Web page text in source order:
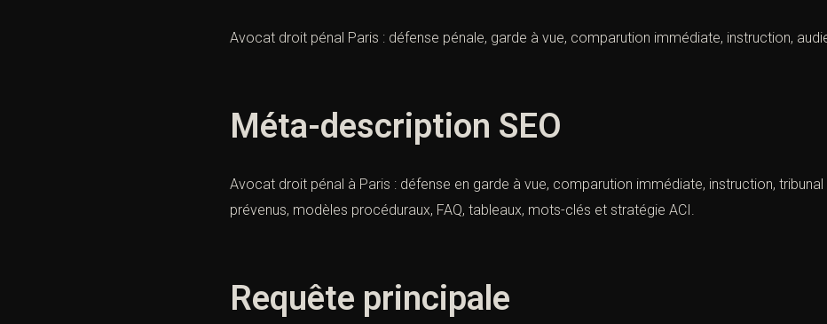
Avocat droit pénal Paris : défense pénale, garde à vue, comparution immédiate, instruction,
Méta-description SEO
Avocat droit pénal à Paris : défense en garde à vue, comparution immédiate, instruction,
prévenus, modèles procéduraux, FAQ, tableaux, mots-clés et stratégie ACI.
Requête principale